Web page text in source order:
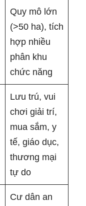
Quy mô lớn
(>50 ha), tích
hợp nhiều
phân khu
chức năng
Lưu trú, vui
chơi giải trí,
mua sắm, y
tế, giáo dục,
thương mại
tự do
Cư dân an